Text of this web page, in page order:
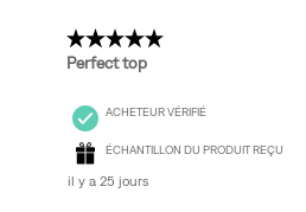
5 étoile(s) sur 5.
Perfect top
ACHETEUR VÉRIFIÉ
ÉCHANTILLON DU PRODUIT REÇU
il y a 25 jours